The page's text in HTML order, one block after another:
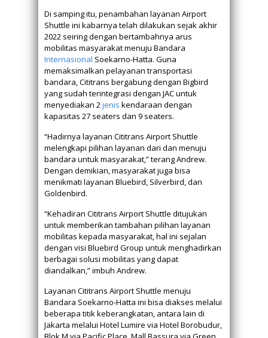
Di samping itu, penambahan layanan Airport
Shuttle ini kabarnya telah dilakukan sejak akhir
2022 seiring dengan bertambahnya arus
mobilitas masyarakat menuju Bandara
Internasional Soekarno-Hatta. Guna
memaksimalkan pelayanan transportasi
bandara, Cititrans bergabung dengan Bigbird
yang sudah terintegrasi dengan JAC untuk
menyediakan 2jenis kendaraan dengan
kapasitas 27 seaters dan 9 seaters.
“Hadirnya layanan Cititrans Airport Shuttle
melengkapi pilihan layanan dari dan menuju
bandara untuk masyarakat,” terang Andrew.
Dengan demikian, masyarakat juga bisa
menikmati layanan Bluebird, Silverbird, dan
Goldenbird.
“Kehadiran Cititrans Airport Shuttle ditujukan
untuk memberikan tambahan pilihan layanan
mobilitas kepada masyarakat, hal ini sejalan
dengan visi Bluebird Group untuk menghadirkan
berbagai solusi mobilitas yang dapat
diandalkan,” imbuh Andrew.
Layanan Cititrans Airport Shuttle menuju
Bandara Soekarno-Hatta ini bisa diakses melalui
beberapa titik keberangkatan, antara lain di
Jakarta melalui Hotel Lumire via Hotel Borobudur,